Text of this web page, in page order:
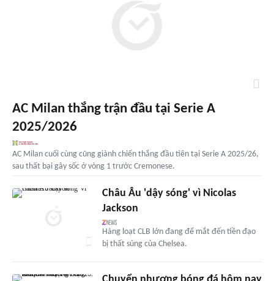
AC Milan thắng trận đầu tại Serie A
2025/2026
AC Milan cuối cùng cũng giành chiến thắng đầu tiên tại Serie A 2025/26,
sau thất bại gây sốc ở vòng 1 trước Cremonese.
Châu Âu 'dậy sóng' vì Nicolas
Jackson
Hàng loạt CLB lớn đang để mắt đến tiền đạo
bị thất sủng của Chelsea.